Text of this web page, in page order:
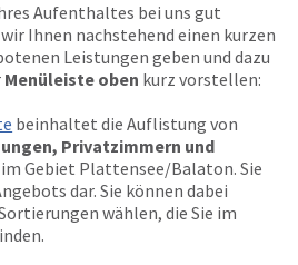
Aufenthaltes bei uns gut
Ihnen nachstehend einen kurzen
Leistungen geben und dazu
Menüleiste oben kurz vorstellen:
beinhaltet die Auflistung von
Privatzimmern und
im Gebiet Plattensee/Balaton. Sie
dar. Sie können dabei
wählen, die Sie im